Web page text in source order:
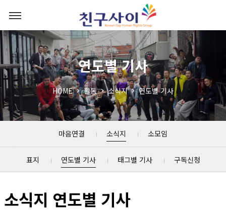
연도별 기사
HOME 활동 소식지 연도별 기사
마음연결 소식지 소모임
표지 연도별 기사 태그별 기사 구독신청
소식지 연도별 기사